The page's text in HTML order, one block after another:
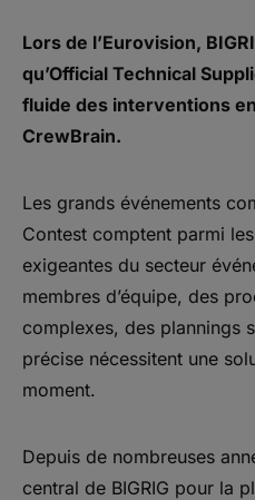
Lors de l’Eurovision,
qu’Official Technical
fluide des interventions
CrewBrain.
Les grands événements
Contest comptent parmi
exigeantes du secteur
membres d’équipe, des
complexes, des plannings
précise nécessitent une
moment.
Depuis de nombreuses
central de BIGRIG pour la